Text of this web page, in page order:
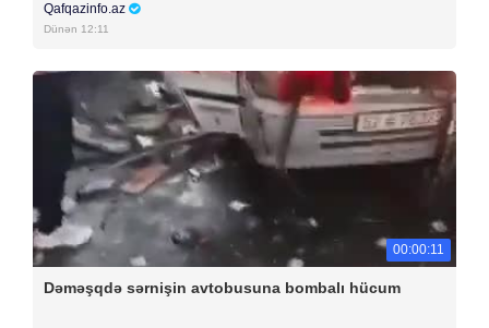
Qafqazinfo.az
Dünən 12:11
00:00:11
Dəməşqdə sərnişin avtobusuna bombalı hücum